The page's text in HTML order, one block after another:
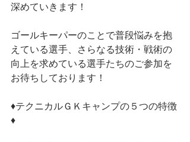
深めていきます！
ゴールキーパーのことで普段悩みを抱
えている選手、さらなる技術・戦術の
向上を求めている選手たちのご参加を
お待ちしております！
♦︎テクニカルＧＫキャンプの５つの特徴
♦︎